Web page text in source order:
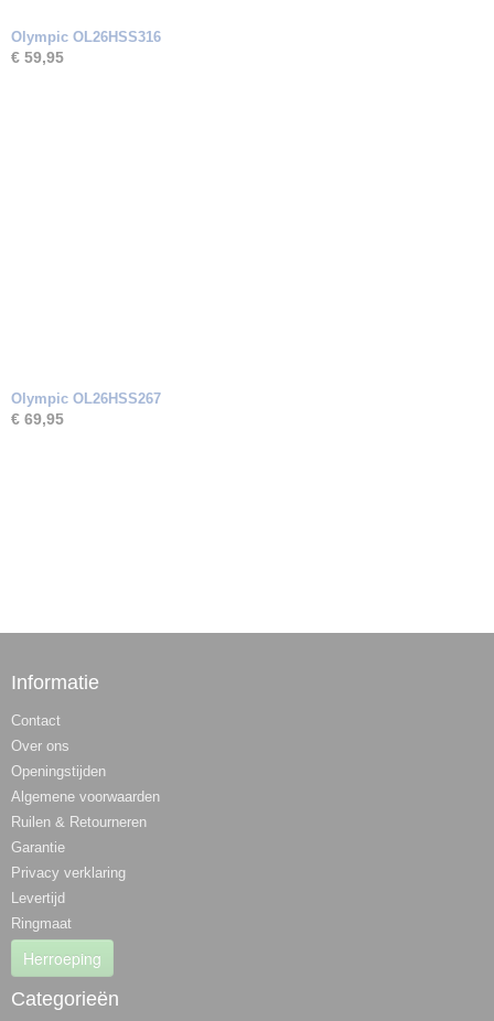
Olympic OL26HSS316
€ 59,95
Olympic OL26HSS267
€ 69,95
Informatie
Contact
Over ons
Openingstijden
Algemene voorwaarden
Ruilen & Retourneren
Garantie
Privacy verklaring
Levertijd
Ringmaat
Herroeping
Categorieën